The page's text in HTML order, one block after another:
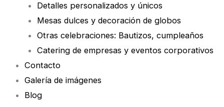
Detalles personalizados y únicos
Mesas dulces y decoración de globos
Otras celebraciones: Bautizos, cumpleaños
Catering de empresas y eventos corporativos
Contacto
Galería de imágenes
Blog